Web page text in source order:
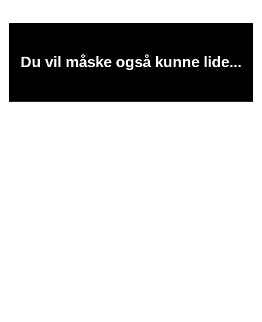
Du vil måske også kunne lide...